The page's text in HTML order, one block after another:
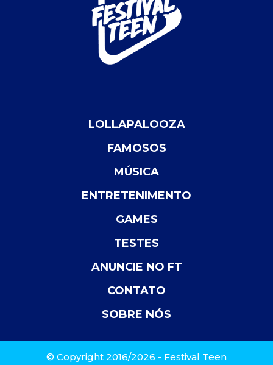
LOLLAPALOOZA
FAMOSOS
MÚSICA
ENTRETENIMENTO
GAMES
TESTES
ANUNCIE NO FT
CONTATO
SOBRE NÓS
© Copyright 2016/2026 - Festival Teen